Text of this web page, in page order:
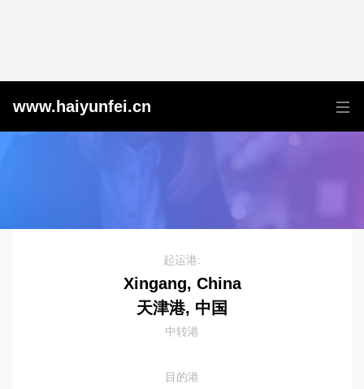
www.haiyunfei.cn
起运港:
Xingang, China
天津港, 中国
中转港
目的港